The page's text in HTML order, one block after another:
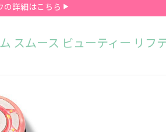
の詳細はこちら
スムース ビューティー リフ